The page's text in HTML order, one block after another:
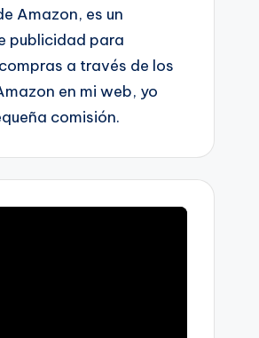
Amazon, es un
publicidad para
a través de los
en mi web, yo
comisión.